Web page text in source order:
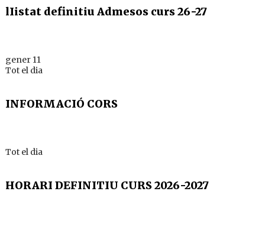
lIistat definitiu Admesos curs 26-27
gener 11
Tot el dia
INFORMACIÓ CORS
Tot el dia
HORARI DEFINITIU CURS 2026-2027